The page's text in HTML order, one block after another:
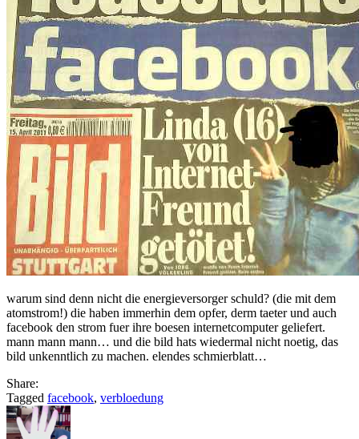
warum sind denn nicht die energieversorger schuld? (die mit dem
atomstrom!) die haben immerhin dem opfer, derm taeter und auch
facebook den strom fuer ihre boesen internetcomputer geliefert.
mann mann mann… und die bild hats wiedermal nicht noetig, das
bild unkenntlich zu machen. elendes schmierblatt…
Share:
Tagged facebook, verbloedung